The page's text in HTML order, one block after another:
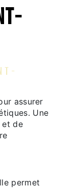
assurer
Une
et de
permet